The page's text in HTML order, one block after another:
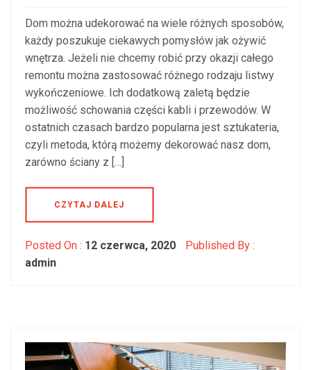
Dom można udekorować na wiele różnych sposobów,
każdy poszukuje ciekawych pomysłów jak ożywić
wnętrza. Jeżeli nie chcemy robić przy okazji całego
remontu można zastosować różnego rodzaju listwy
wykończeniowe. Ich dodatkową zaletą będzie
możliwość schowania części kabli i przewodów. W
ostatnich czasach bardzo popularna jest sztukateria,
czyli metoda, którą możemy dekorować nasz dom,
zarówno ściany z […]
CZYTAJ DALEJ
Posted On : 12 czerwca, 2020
Published By :
admin